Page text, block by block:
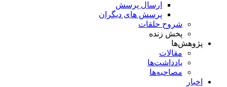
ارسال پرسش
پرسش های دیگران
شروح حلقات
پخش زنده
پژوهش‌ها
مقالات
یادداشت‌ها
مصاحبه‌ها
اخبار